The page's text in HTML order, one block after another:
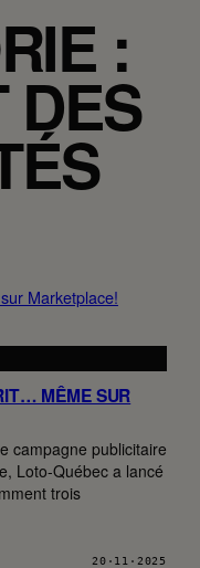
:
DES
MÊME SUR
campagne publicitaire
Loto-Québec a lancé
trois
20·11·2025